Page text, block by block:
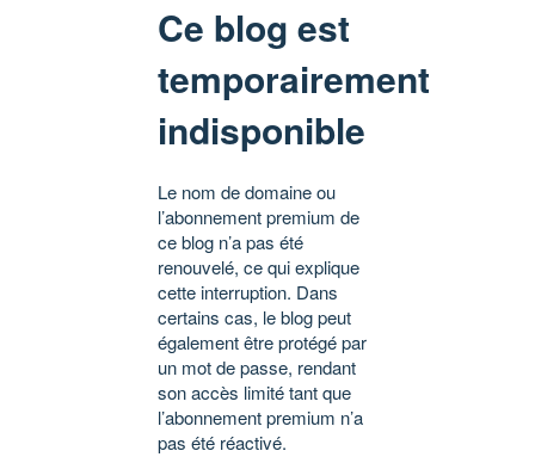
Ce blog est
temporairement
indisponible
Le nom de domaine ou
l’abonnement premium de
ce blog n’a pas été
renouvelé, ce qui explique
cette interruption. Dans
certains cas, le blog peut
également être protégé par
un mot de passe, rendant
son accès limité tant que
l’abonnement premium n’a
pas été réactivé.